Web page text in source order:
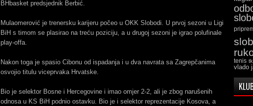
BHbasket predsjednik Berbić.
Mulaomerović je trenersku karijeru počeo u OKK Slobodi. U prvoj sezoni u Ligi
BiH s timom se plasirao na treću poziciju, a u drugoj sezoni je igrao polufinale
play-offa.
Nakon toga je spasio Cibonu od ispadanja i u dva navrata sa Zagrepčanima
osvojio titulu viceprvaka Hrvatske.
Bio je selektor Bosne i Hercegovine i imao omjer 2-2, ali je zbog narušenih
odnosa u KS BiH podnio ostavku. Bio je i selektor reprezentacije Kosova, a
tenis
vlado